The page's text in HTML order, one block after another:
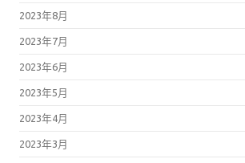
2023年8月
2023年7月
2023年6月
2023年5月
2023年4月
2023年3月